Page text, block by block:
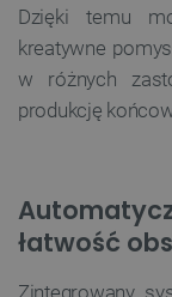
Dzięki temu
kreatywne
w różnych
produkcję
łatwość